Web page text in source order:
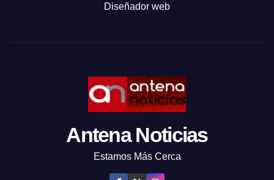
Diseñador web
Antena Noticias
Estamos Más Cerca